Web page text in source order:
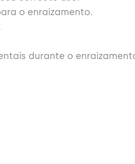
o enraizamento.
durante o